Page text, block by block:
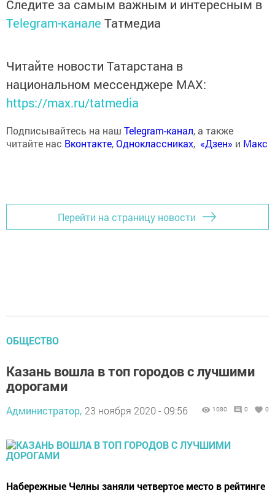
Следите за самым важным и интересным в
Telegram-канале Татмедиа
Читайте новости Татарстана в
национальном мессенджере MАХ:
https://max.ru/tatmedia
Подписывайтесь на наш Telegram-канал, а также
читайте нас Вконтакте,Одноклассниках, «Дзен» и Макс
Перейти на страницу новости
ОБЩЕСТВО
Казань вошла в топ городов с лучшими
дорогами
Администратор, 23 ноября 2020 - 09:56 1080 0 0
Набережные Челны заняли четвертое место в рейтинге